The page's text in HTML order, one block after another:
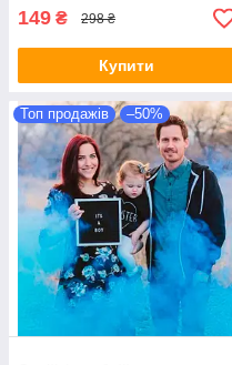
149 ₴ 298 ₴
Купити
Топ продажів –50%